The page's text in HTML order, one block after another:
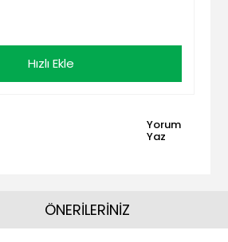
Hızlı Ekle
Yorum
Yaz
ÖNERİLERİNİZ